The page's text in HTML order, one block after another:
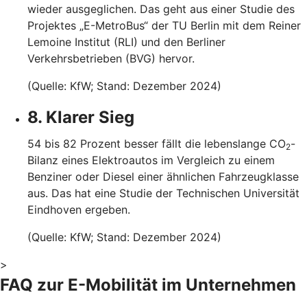
wieder ausgeglichen. Das geht aus einer Studie des
Projektes „E-MetroBus“ der TU Berlin mit dem Reiner
Lemoine Institut (RLI) und den Berliner
Verkehrsbetrieben (BVG) hervor.
(Quelle: KfW; Stand: Dezember 2024)
8. Klarer Sieg
54 bis 82 Prozent besser fällt die lebenslange CO2-
Bilanz eines Elektroautos im Vergleich zu einem
Benziner oder Diesel einer ähnlichen Fahrzeugklasse
aus. Das hat eine Studie der Technischen Universität
Eindhoven ergeben.
(Quelle: KfW; Stand: Dezember 2024)
>
FAQ zur E-Mobilität im Unternehmen